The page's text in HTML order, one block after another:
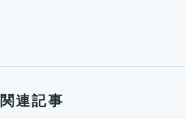
関連記事